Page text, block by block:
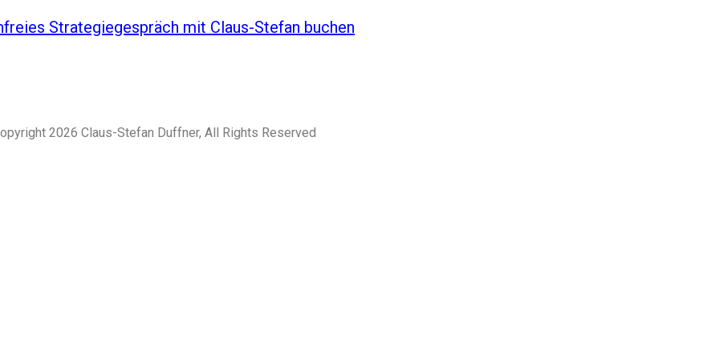
Strategiegespräch mit Claus-Stefan buchen
2026 Claus-Stefan Duffner, All Rights Reserved